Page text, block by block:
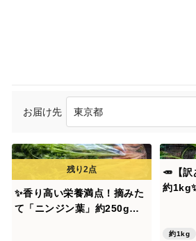
お届け先
✨香り高い栄養満点！摘みた
て「ニンジン葉」約250g
🥕【訳
約
料不
約1kg